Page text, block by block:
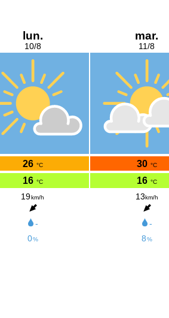
lun.
10/8
26 °C
16 °C
19km/h
-
0%
mar.
11/8
30 °C
16 °C
13km/h
-
8%